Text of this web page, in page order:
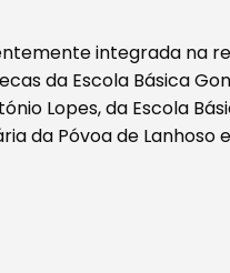
integrada na
da Escola Básica
Lopes, da Escola
da Póvoa de Lanhoso